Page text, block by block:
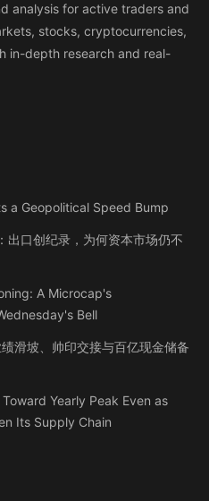
analysis for active traders and
stocks, cryptocurrencies,
in-depth research and real-
a Geopolitical Speed Bump
口创纪录，为何资本市场仍不
A Microcap's
Bell
滑坡、帅印交接与百亿现金储备
Yearly Peak Even as
Its Supply Chain